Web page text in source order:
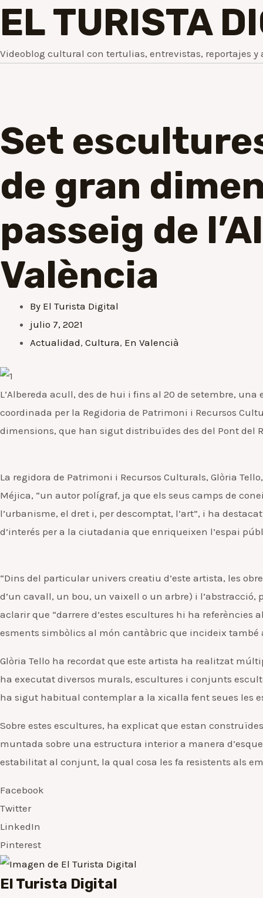
EL TURISTA
Videoblog cultural con tertulias, entrevistas, reportajes y
Set
de gran
passeig de
València
By El Turista Digital
julio 7, 2021
Actualidad, Cultura, En Valencià
L’Albereda acull, des de hui i fins al 20 de setembre,
coordinada per la Regidoria de Patrimoni i Recursos
dimensions, que han sigut distribuïdes des del Pont del
La regidora de Patrimoni i Recursos Culturals, Glòria
Méjica, “un autor polígraf, ja que els seus camps de
l’urbanisme, el dret i, per descomptat, l’art”, i ha
d’interés per a la ciutadania que enriqueixen l’espai
“Dins del particular univers creatiu d’este artista, les
d’un cavall, un bou, un vaixell o un arbre) i l’abstracció,
aclarir que “darrere d’estes escultures hi ha referències
esments simbòlics al món cantàbric que incideix també
Glòria Tello ha recordat que este artista ha realitzat
ha executat diversos murals, escultures i conjunts
ha sigut habitual contemplar a la xicalla fent seues les
Sobre estes escultures, ha explicat que estan
muntada sobre una estructura interior a manera
estabilitat al conjunt, la qual cosa les fa resistents als
Facebook
Twitter
LinkedIn
Pinterest
El Turista Digital